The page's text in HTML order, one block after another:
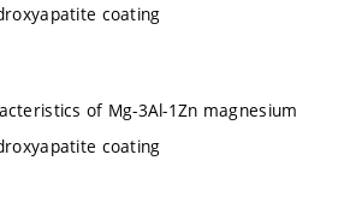
coating
of Mg-3Al-1Zn magnesium
coating